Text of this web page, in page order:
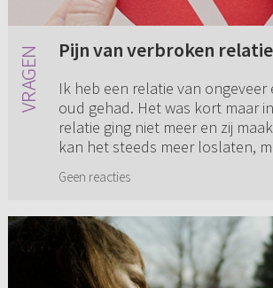
Pijn van verbroken relatie
Ik heb een relatie van ongeveer
oud gehad. Het was kort maar
relatie ging niet meer en zij
kan het steeds meer loslaten,
Geen reacties